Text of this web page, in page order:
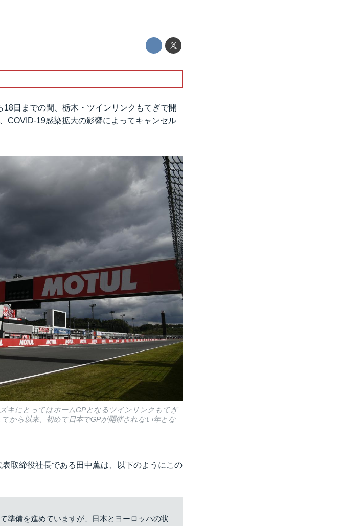
日までの間、栃木・ツインリンクもてぎで開
COVID-19感染拡大の影響によってキャンセル
キにとってはホームGPとなるツインリンクもてぎ
から以来、初めて日本でGPが開催されない年とな
取締役社長である田中薫は、以下のようにこの
準備を進めていますが、日本とヨーロッパの状